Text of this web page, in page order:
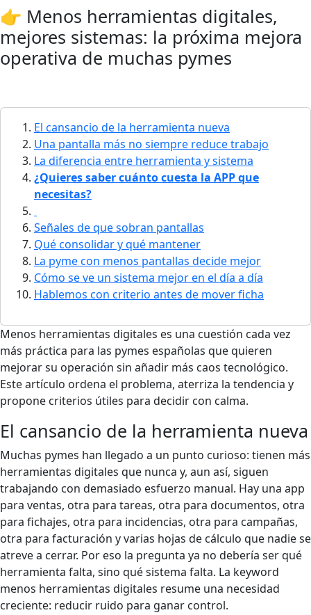
👉 Menos herramientas digitales,
mejores sistemas: la próxima mejora
operativa de muchas pymes
El cansancio de la herramienta nueva
Una pantalla más no siempre reduce trabajo
La diferencia entre herramienta y sistema
¿Quieres saber cuánto cuesta la APP que
necesitas?
Señales de que sobran pantallas
Qué consolidar y qué mantener
La pyme con menos pantallas decide mejor
Cómo se ve un sistema mejor en el día a día
Hablemos con criterio antes de mover ficha
Menos herramientas digitales es una cuestión cada vez
más práctica para las pymes españolas que quieren
mejorar su operación sin añadir más caos tecnológico.
Este artículo ordena el problema, aterriza la tendencia y
propone criterios útiles para decidir con calma.
El cansancio de la herramienta nueva
Muchas pymes han llegado a un punto curioso: tienen más
herramientas digitales que nunca y, aun así, siguen
trabajando con demasiado esfuerzo manual. Hay una app
para ventas, otra para tareas, otra para documentos, otra
para fichajes, otra para incidencias, otra para campañas,
otra para facturación y varias hojas de cálculo que nadie se
atreve a cerrar. Por eso la pregunta ya no debería ser qué
herramienta falta, sino qué sistema falta. La keyword
menos herramientas digitales resume una necesidad
creciente: reducir ruido para ganar control.